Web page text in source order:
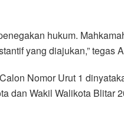
hukum.
yang diajukan,” tegas
Nomor Urut 1
dan Wakil Walikota Blitar